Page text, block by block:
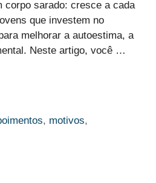
corpo sarado: cresce a cada
que investem no
melhorar a autoestima, a
Neste artigo, você …
, motivos,